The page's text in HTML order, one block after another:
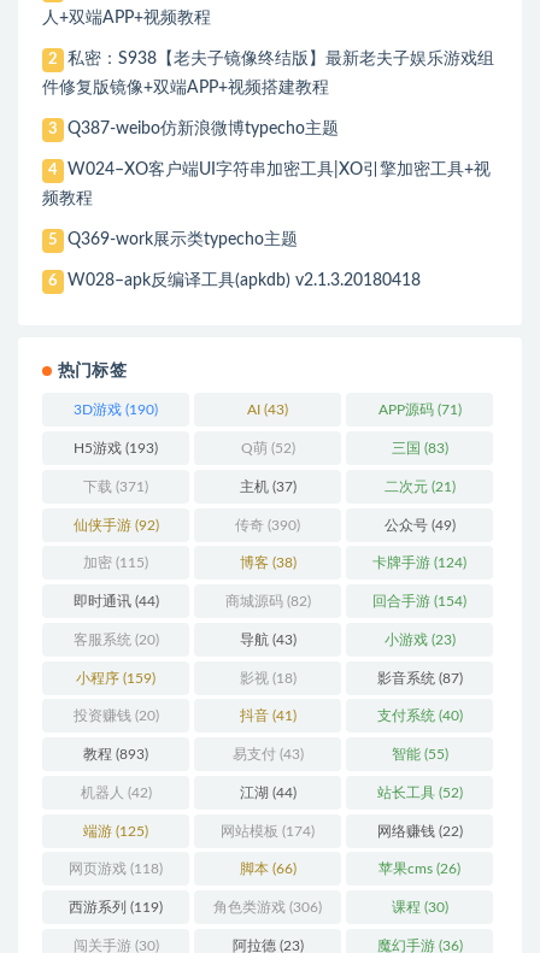
人+双端APP+视频教程
2
私密：S938【老夫子镜像终结版】最新老夫子娱乐游戏组
件修复版镜像+双端APP+视频搭建教程
3 Q387-weibo仿新浪微博typecho主题
4
W024–XO客户端UI字符串加密工具|XO引擎加密工具+视
频教程
5 Q369-work展示类typecho主题
6 W028–apk反编译工具(apkdb) v2.1.3.20180418
热门标签
3D游戏 (190) AI (43) APP源码(71)
H5游戏 (193) Q萌(52) 三国 (83)
下载 (371) 主机(37) 二次元(21)
仙侠手游(92) 传奇 (390) 公众号(49)
加密 (115) 博客(38) 卡牌手游 (124)
即时通讯(44) 商城源码(82) 回合手游 (154)
客服系统 (20) 导航(43) 小游戏(23)
小程序 (159) 影视(18) 影音系统 (87)
投资赚钱 (20) 抖音(41) 支付系统 (40)
教程 (893) 易支付(43) 智能(55)
机器人 (42) 江湖 (44) 站长工具(52)
端游 (125) 网站模板 (174) 网络赚钱(22)
网页游戏 (118) 脚本(66) 苹果cms (26)
西游系列 (119) 角色类游戏 (306) 课程 (30)
闯关手游(30) 阿拉德(23) 魔幻手游(36)